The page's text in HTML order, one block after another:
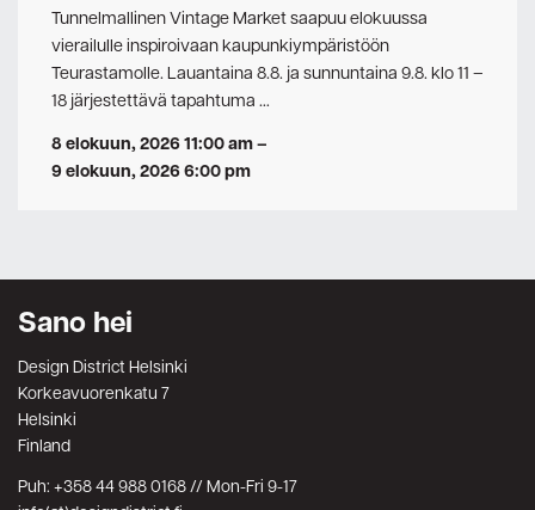
Tunnelmallinen Vintage Market saapuu elokuussa
vierailulle inspiroivaan kaupunkiympäristöön
Teurastamolle. Lauantaina 8.8. ja sunnuntaina 9.8. klo 11 –
18 järjestettävä tapahtuma …
8 elokuun, 2026 11:00 am–
9 elokuun, 2026 6:00 pm
Sano hei
Design District Helsinki
Korkeavuorenkatu 7
Helsinki
Finland
Puh: +358 44 988 0168 // Mon-Fri 9-17